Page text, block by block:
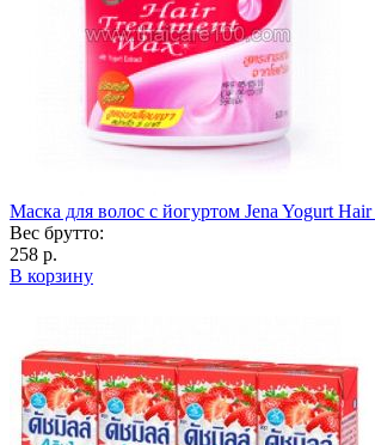
Маска для волос с йогуртом Jena Yogurt
Вес брутто:
258 р.
В корзину